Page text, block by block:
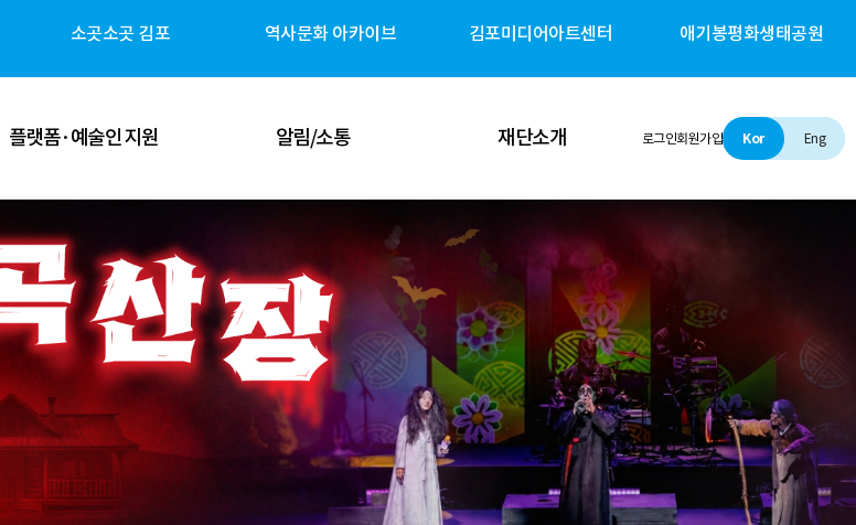
소곳소곳 김포 역사문화 아카이브 김포미디어아트센터 애기봉평화생태공원
플랫폼·예술인 지원
김포예술인 지원
김포 역사자원 캐릭터
G-ART Studio ↗
소곳소곳 김포 ↗
역사문화 아카이브 ↗
알림/소통
고시/공고
보도자료
뉴스레터
미디어 갤러리
재단소개
인사말
설립 및 비전
조직소개
경영철학
경영공시
기관 상징 (CI)
로그인회원가입 Kor Eng